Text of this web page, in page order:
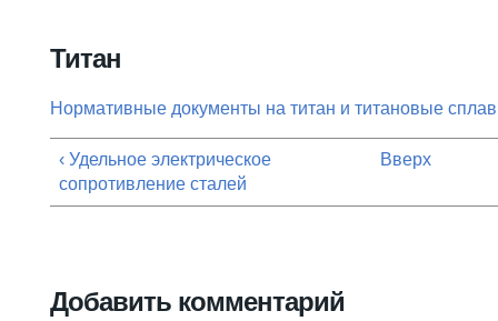
Титан
Нормативные документы на титан и титановые
‹ Удельное электрическое
сопротивление сталей
Вверх
Добавить комментарий